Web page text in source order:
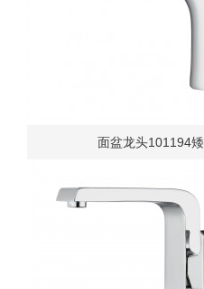
面盆龙头101194矮